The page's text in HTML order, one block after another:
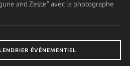
and Zeste" avec la photographe
ÉVÈNEMENTIEL